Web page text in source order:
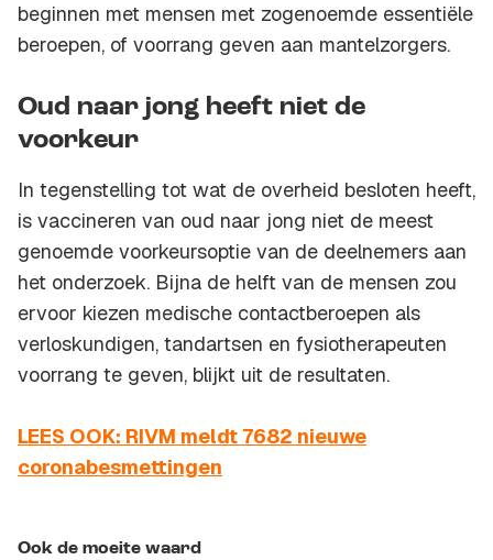
beginnen met mensen met zogenoemde essentiële
beroepen, of voorrang geven aan mantelzorgers.
Oud naar jong heeft niet de
voorkeur
In tegenstelling tot wat de overheid besloten heeft,
is vaccineren van oud naar jong niet de meest
genoemde voorkeursoptie van de deelnemers aan
het onderzoek. Bijna de helft van de mensen zou
ervoor kiezen medische contactberoepen als
verloskundigen, tandartsen en fysiotherapeuten
voorrang te geven, blijkt uit de resultaten.
LEES OOK: RIVM meldt 7682 nieuwe
coronabesmettingen
Ook de moeite waard